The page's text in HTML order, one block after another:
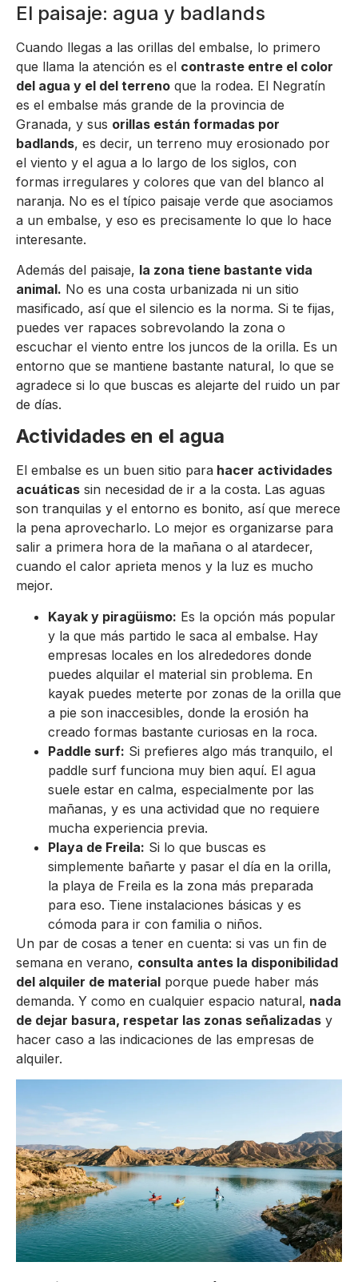
El paisaje: agua y badlands
Cuando llegas a las orillas del embalse, lo primero
que llama la atención es el contraste entre el color
del agua y el del terreno que la rodea. El Negratín
es el embalse más grande de la provincia de
Granada, y sus orillas están formadas por
badlands, es decir, un terreno muy erosionado por
el viento y el agua a lo largo de los siglos, con
formas irregulares y colores que van del blanco al
naranja. No es el típico paisaje verde que asociamos
a un embalse, y eso es precisamente lo que lo hace
interesante.
Además del paisaje, la zona tiene bastante vida
animal. No es una costa urbanizada ni un sitio
masificado, así que el silencio es la norma. Si te fijas,
puedes ver rapaces sobrevolando la zona o
escuchar el viento entre los juncos de la orilla. Es un
entorno que se mantiene bastante natural, lo que se
agradece si lo que buscas es alejarte del ruido un par
de días.
Actividades en el agua
El embalse es un buen sitio para hacer actividades
acuáticas sin necesidad de ir a la costa. Las aguas
son tranquilas y el entorno es bonito, así que merece
la pena aprovecharlo. Lo mejor es organizarse para
salir a primera hora de la mañana o al atardecer,
cuando el calor aprieta menos y la luz es mucho
mejor.
Kayak y piragüismo: Es la opción más popular
y la que más partido le saca al embalse. Hay
empresas locales en los alrededores donde
puedes alquilar el material sin problema. En
kayak puedes meterte por zonas de la orilla que
a pie son inaccesibles, donde la erosión ha
creado formas bastante curiosas en la roca.
Paddle surf: Si prefieres algo más tranquilo, el
paddle surf funciona muy bien aquí. El agua
suele estar en calma, especialmente por las
mañanas, y es una actividad que no requiere
mucha experiencia previa.
Playa de Freila: Si lo que buscas es
simplemente bañarte y pasar el día en la orilla,
la playa de Freila es la zona más preparada
para eso. Tiene instalaciones básicas y es
cómoda para ir con familia o niños.
Un par de cosas a tener en cuenta: si vas un fin de
semana en verano, consulta antes la disponibilidad
del alquiler de material porque puede haber más
demanda. Y como en cualquier espacio natural, nada
de dejar basura, respetar las zonas señalizadas y
hacer caso a las indicaciones de las empresas de
alquiler.